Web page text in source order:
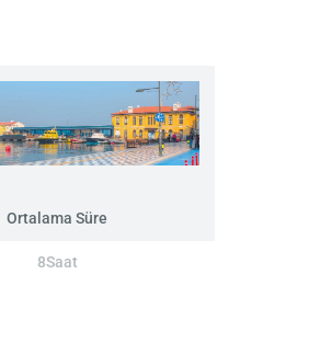
Ortalama Süre
8Saat